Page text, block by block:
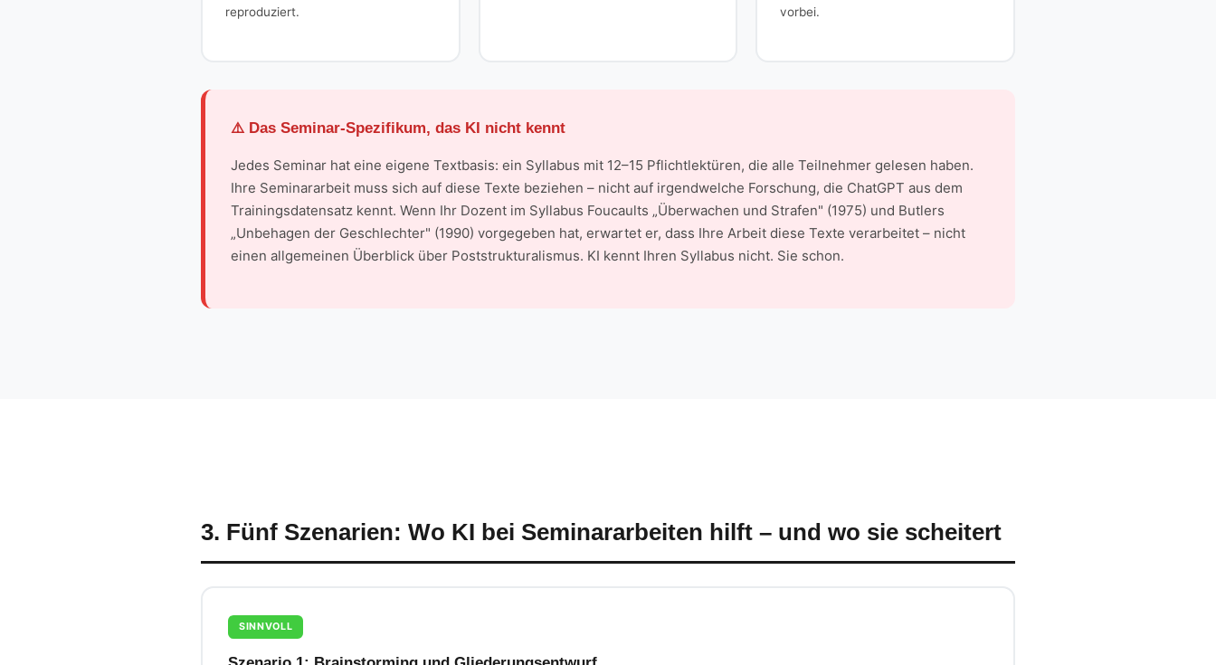
reproduziert.
vorbei.
⚠️ Das Seminar-Spezifikum, das KI nicht kennt
Jedes Seminar hat eine eigene Textbasis: ein Syllabus mit 12–15 Pflichtlektüren, die alle Teilnehmer gelesen haben.
Ihre Seminararbeit muss sich auf diese Texte beziehen – nicht auf irgendwelche Forschung, die ChatGPT aus dem
Trainingsdatensatz kennt. Wenn Ihr Dozent im Syllabus Foucaults „Überwachen und Strafen" (1975) und Butlers
„Unbehagen der Geschlechter" (1990) vorgegeben hat, erwartet er, dass Ihre Arbeit diese Texte verarbeitet – nicht
einen allgemeinen Überblick über Poststrukturalismus. KI kennt Ihren Syllabus nicht. Sie schon.
3. Fünf Szenarien: Wo KI bei Seminararbeiten hilft – und wo sie scheitert
SINNVOLL